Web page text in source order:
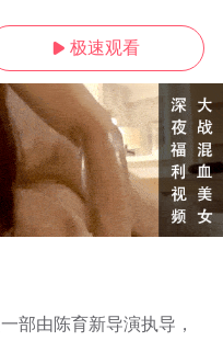
 极速观看
部由陈育新导演执导，